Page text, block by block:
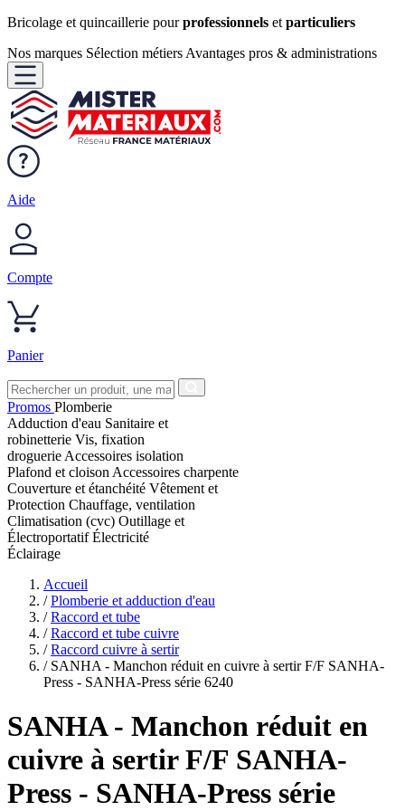
Bricolage et quincaillerie pourprofessionnels et particuliers
Nos marques Sélection métiers Avantages pros & administrations
Aide
Compte
Panier
Promos Plomberie
Adduction d'eau Sanitaire et
robinetterie Vis, fixation
droguerie Accessoires isolation
Plafond et cloison Accessoires charpente
Couverture et étanchéité Vêtement et
Protection Chauffage, ventilation
Climatisation (cvc) Outillage et
ÉlectroportatifÉlectricité
Éclairage
Accueil
/ Plomberie et adduction d'eau
/ Raccord et tube
/ Raccord et tube cuivre
/ Raccord cuivre à sertir
/ SANHA - Manchon réduit en cuivre à sertir F/F SANHA-
Press - SANHA-Press série 6240
SANHA- Manchon réduit en
cuivre à sertir F/F SANHA-
Press - SANHA-Press série